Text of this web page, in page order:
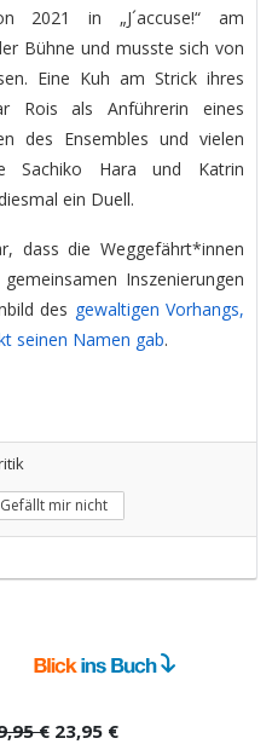
2021 in „J´accuse!“ am
Bühne und musste sich von
Eine Kuh am Strick ihres
Rois als Anführerin eines
des Ensembles und vielen
Sachiko Hara und Katrin
ein Duell.
dass die Weggefährt*innen
Inszenierungen
des gewaltigen Vorhangs,
seinen Namen gab.
Gefällt mir nicht
€23,95 €